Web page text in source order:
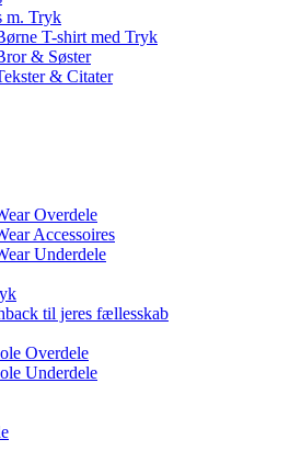
m. Tryk
T-shirt med Tryk
& Søster
& Citater
Overdele
Accessoires
Underdele
til jeres fællesskab
Overdele
Underdele